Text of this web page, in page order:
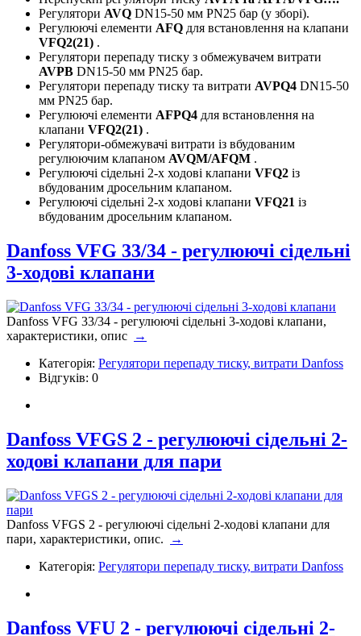
Регулятори AVQ DN15-50 мм PN25 бар (у зборі).
Регулюючі елементи AFQ для встановлення на клапани
VFQ2(21) .
Регулятори перепаду тиску з обмежувачем витрати
AVPB DN15-50 мм PN25 бар.
Регулятори перепаду тиску та витрати AVPQ4 DN15-50
мм PN25 бар.
Регулюючі елементи AFPQ4 для встановлення на
клапани VFQ2(21) .
Регулятори-обмежувачі витрати із вбудованим
регулюючим клапаном AVQM/AFQM .
Регулюючі сідельні 2-х ходові клапани VFQ2 із
вбудованим дросельним клапаном.
Регулюючі сідельні 2-х ходові клапани VFQ21 із
вбудованим дросельним клапаном.
Danfoss VFG 33/34 - регулюючі сідельні
3-ходові клапани
Danfoss VFG 33/34 - регулюючі сідельні 3-ходові клапани,
характеристики, опис
→
Категорія: Регулятори перепаду тиску, витрати Danfoss
Відгуків: 0
Danfoss VFGS 2 - регулюючі сідельні 2-
ходові клапани для пари
Danfoss VFGS 2 - регулюючі сідельні 2-ходові клапани для
пари, характеристики, опис.
→
Категорія: Регулятори перепаду тиску, витрати Danfoss
Danfoss VFU 2 - регулюючі сідельні 2-